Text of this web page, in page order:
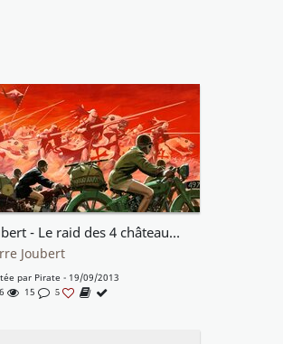
Joubert - Le raid des 4 châteaux - 1955
Joubert
par Pirate - 19/09/2013
15 5